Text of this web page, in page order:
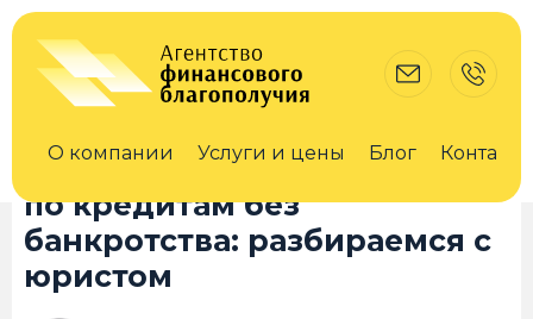
О компании Услуги и цены Блог Контакты
10 июля 2024
erid F7NfYUJCUneLt1SmVutK
Можно ли списать долги
по кредитам без
банкротства: разбираемся с
юристом